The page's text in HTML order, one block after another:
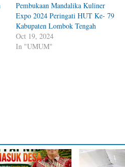
Pembukaan Mandalika Kuliner
Expo 2024 Peringati HUT Ke- 79
Kabupaten Lombok Tengah
Oct 19, 2024
In "UMUM"